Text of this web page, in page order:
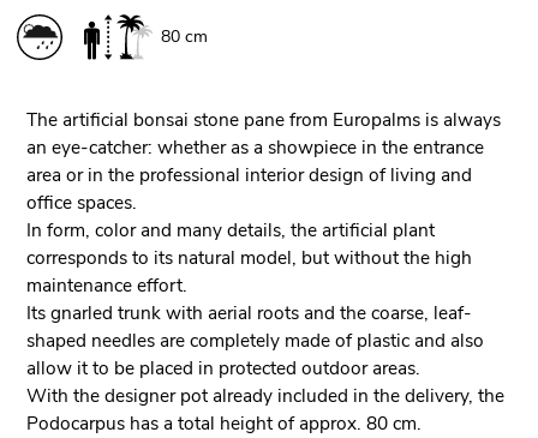
80 cm
The artificial bonsai stone pane from Europalms is always
an eye-catcher: whether as a showpiece in the entrance
area or in the professional interior design of living and
office spaces.
In form, color and many details, the artificial plant
corresponds to its natural model, but without the high
maintenance effort.
Its gnarled trunk with aerial roots and the coarse, leaf-
shaped needles are completely made of plastic and also
allow it to be placed in protected outdoor areas.
With the designer pot already included in the delivery, the
Podocarpus has a total height of approx. 80 cm.